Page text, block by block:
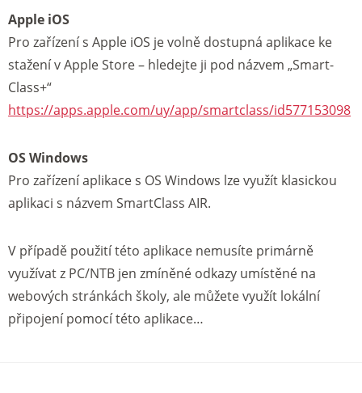
Apple iOS
Pro zařízení s Apple iOS je volně dostupná aplikace ke
stažení v Apple Store – hledejte ji pod názvem „Smart-
Class+“
https://apps.apple.com/uy/app/smartclass/id577153098
OS Windows
Pro zařízení aplikace s OS Windows lze využít klasickou
aplikaci s názvem SmartClass AIR.
V případě použití této aplikace nemusíte primárně
využívat z PC/NTB jen zmíněné odkazy umístěné na
webových stránkách školy, ale můžete využít lokální
připojení pomocí této aplikace…